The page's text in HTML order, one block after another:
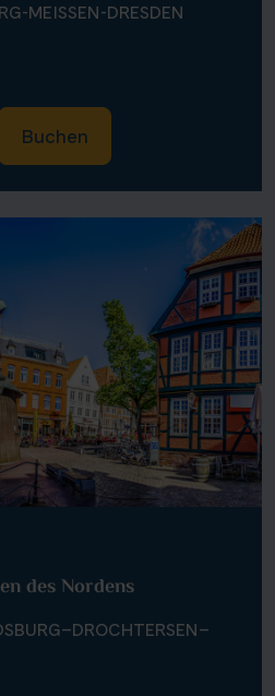
MEISSEN-DRESDEN
Buchen
des Nordens